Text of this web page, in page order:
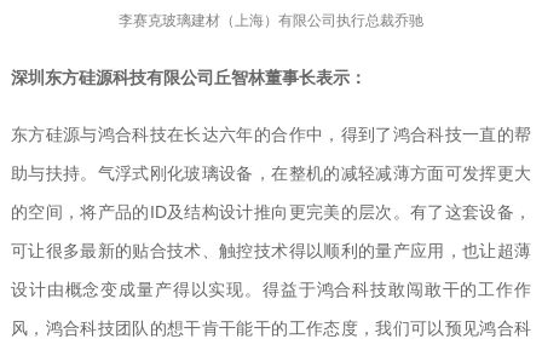
李赛克玻璃建材（上海）有限公司执行总裁乔驰
深圳东方硅源科技有限公司丘智林董事长表示：
东方硅源与鸿合科技在长达六年的合作中，得到了鸿合科技一直的帮
助与扶持。气浮式刚化玻璃设备，在整机的减轻减薄方面可发挥更大
的空间，将产品的ID及结构设计推向更完美的层次。有了这套设备，
可让很多最新的贴合技术、触控技术得以顺利的量产应用，也让超薄
设计由概念变成量产得以实现。得益于鸿合科技敢闯敢干的工作作
风，鸿合科技团队的想干肯干能干的工作态度，我们可以预见鸿合科